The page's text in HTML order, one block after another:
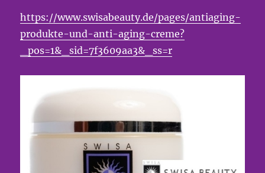
https://www.swisabeauty.de/pages/antiaging-
produkte-und-anti-aging-creme?
_pos=1&_sid=7f3609aa3&_ss=r